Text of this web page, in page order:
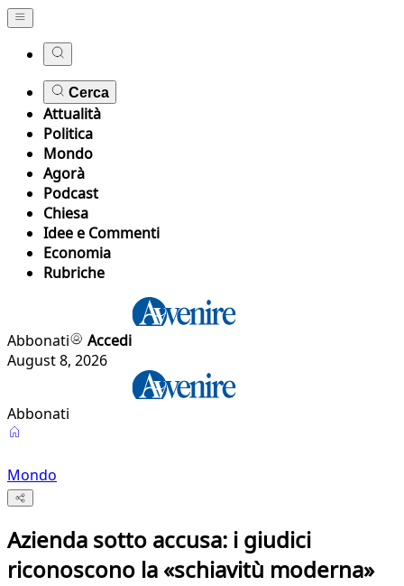
Cerca
Attualità
Politica
Mondo
Agorà
Podcast
Chiesa
Idee e Commenti
Economia
Rubriche
Abbonati
Accedi
August 8, 2026
Abbonati
Mondo
Azienda sotto accusa: i giudici
riconoscono la «schiavitù moderna»